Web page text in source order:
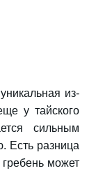
из-
у тайского
сильным
Есть разница
может